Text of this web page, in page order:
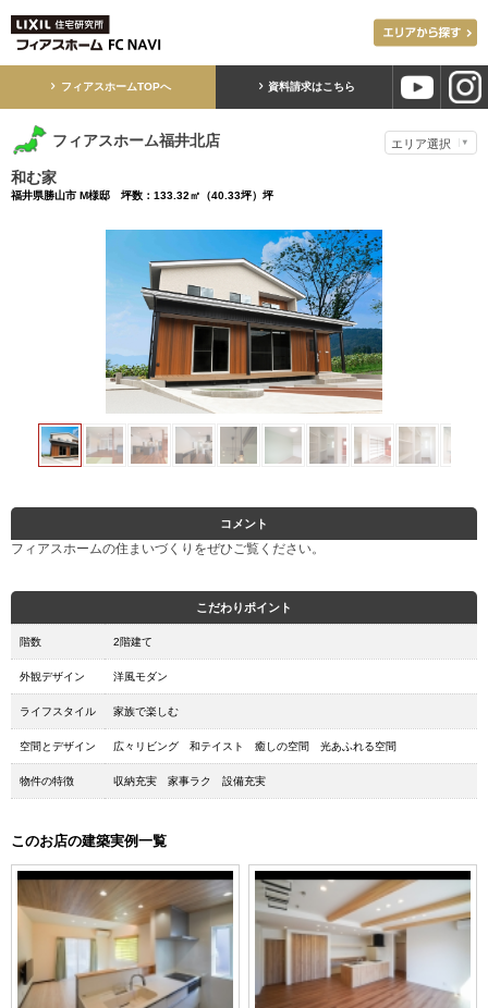
フィアスホームTOPへ 資料請求はこちら
フィアスホーム福井北店
和む家
福井県勝山市 M様邸 坪数：133.32㎡（40.33坪）坪
コメント
フィアスホームの住まいづくりをぜひご覧ください。
こだわりポイント
階数 2階建て
外観デザイン 洋風モダン
ライフスタイル 家族で楽しむ
空間とデザイン 広々リビング 和テイスト 癒しの空間 光あふれる空間
物件の特徴 収納充実 家事ラク 設備充実
このお店の建築実例一覧